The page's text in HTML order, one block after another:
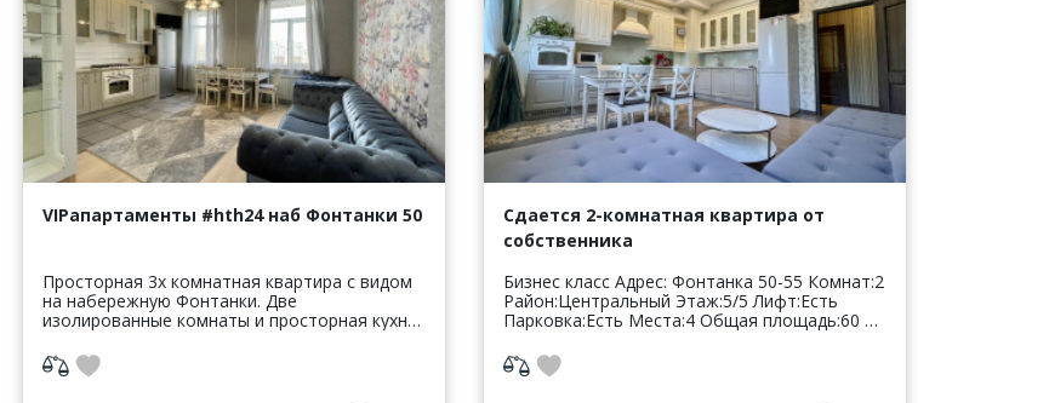
VIPапартаменты #hth24 наб Фонтанки 50
Просторная 3х комнатная квартира с видом
на набережную Фонтанки. Две
изолированные комнаты и просторная кухня-
Сдается 2-комнатная квартира от
собственника
Бизнес класс Адрес: Фонтанка 50-55 Комнат:2
Район:Центральный Этаж:5/5 Лифт:Есть
Парковка:Есть Места:4 Общая площадь:60 м²
может увеличиваться...